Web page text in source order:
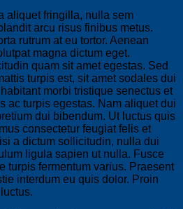
aliquet fringilla, nulla sem
arcu risus finibus metus.
rutrum at eu tortor. Aenean
magna dictum eget.
quam sit amet egestas. Sed
turpis est, sit amet sodales dui
morbi tristique senectus et
ac turpis egestas. Nam aliquet dui
dui bibendum. Ut luctus quis
consectetur feugiat felis et
a dictum sollicitudin, nulla dui
ligula sapien ut nulla. Fusce
turpis fermentum varius. Praesent
interdum eu quis dolor. Proin